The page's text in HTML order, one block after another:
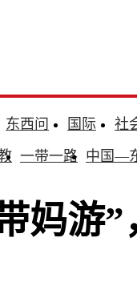
东西问 国际
社
一带一路 中国—
妈游